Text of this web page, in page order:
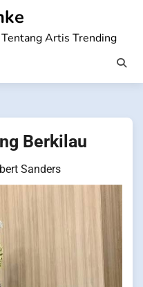
Artis Trending
Berkilau
Sanders